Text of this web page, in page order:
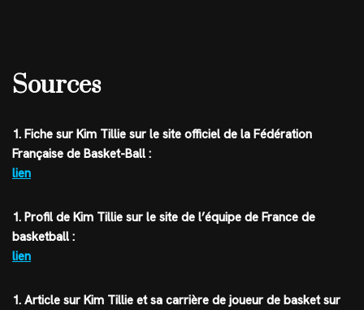
Sources
1. Fiche sur Kim Tillie sur le site officiel de la Fédération
Française de Basket-Ball :
lien
1. Profil de Kim Tillie sur le site de l’équipe de France de
basketball :
lien
1. Article sur Kim Tillie et sa carrière de joueur de basket sur